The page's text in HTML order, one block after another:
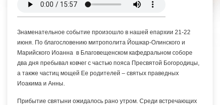
Знаменательное событие произошло в нашей епархии 21-22
июня. По благословению митрополита Йошкар-Олинского и
Марийского Иоанна в Благовещенском кафедральном соборе
два дня пребывал ковчег с частью пояса Пресвятой Богородицы,
а также частиц мощей Ее родителей – святых праведных
Иоакима и Анны.
Прибытие святыни ожидалось рано утром. Среди встречающих